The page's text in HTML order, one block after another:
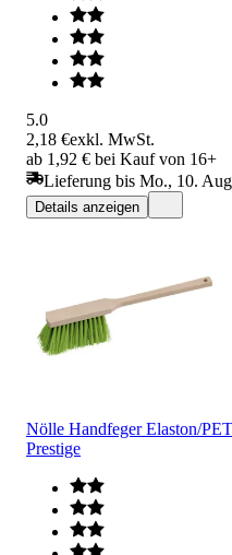
5.0
2,18 €exkl. MwSt.
ab 1,92 € bei Kauf von 16+
Lieferung bis Mo., 10.
Details anzeigen
Nölle Handfeger Elaston/
Prestige